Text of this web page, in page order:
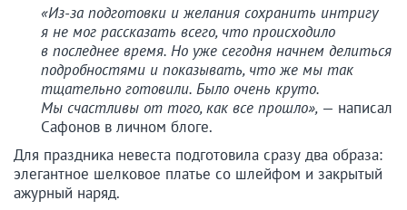
«Из-за подготовки и желания сохранить интригу
я не мог рассказать всего, что происходило
в последнее время. Но уже сегодня начнем делиться
подробностями и показывать, что же мы так
тщательно готовили. Было очень круто.
Мы счастливы от того, как все прошло», — написал
Сафонов в личном блоге.
Для праздника невеста подготовила сразу два образа:
элегантное шелковое платье со шлейфом и закрытый
ажурный наряд.